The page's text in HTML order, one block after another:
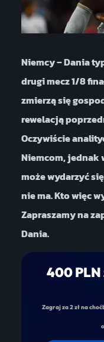
Niemcy – Dania
drugi mecz 1/8
zmierzą się
rewelacją
Oczywiście
Niemcom, jednak
może wydarzyć
nie ma. Kto więc
Zapraszamy na
Dania.
400 PLN
Zagraj za 2 zł na